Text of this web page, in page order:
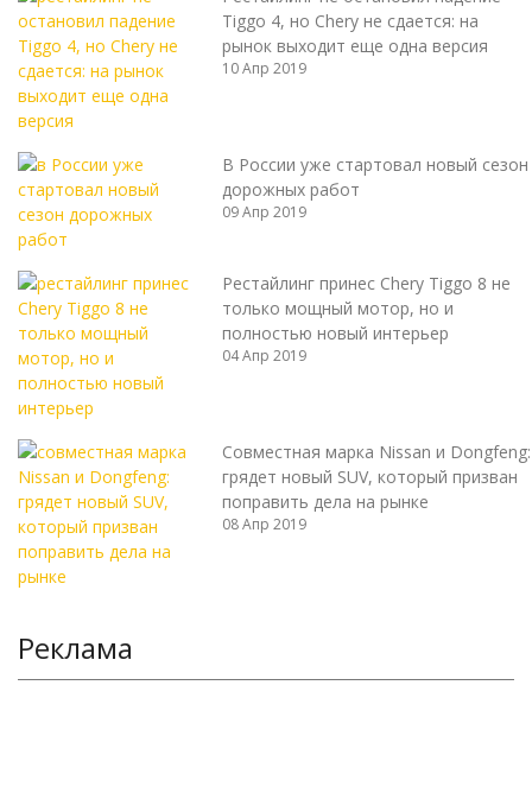
Tiggo 4, но Chery не сдается: на
рынок выходит еще одна версия
10 Апр 2019
В России уже стартовал новый сезон
дорожных работ
09 Апр 2019
Рестайлинг принес Chery Tiggo 8 не
только мощный мотор, но и
полностью новый интерьер
04 Апр 2019
Совместная марка Nissan и Dongfeng:
грядет новый SUV, который призван
поправить дела на рынке
08 Апр 2019
Реклама